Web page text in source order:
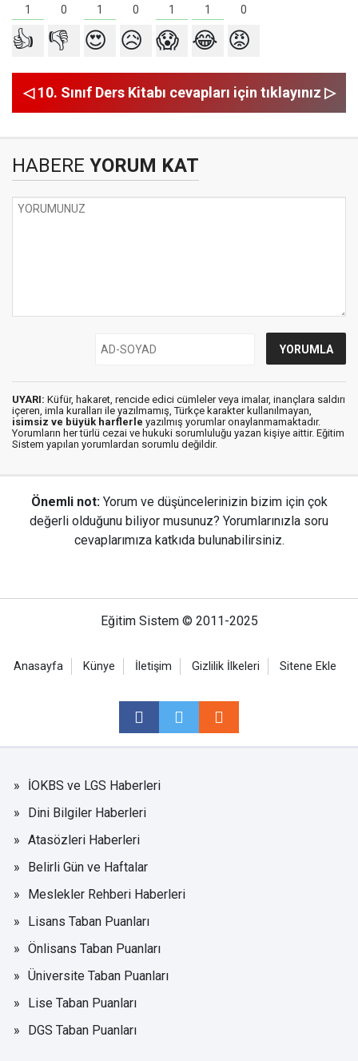
1 0 1 0 1 1 0
👍 👎 😍 😥 😱 😂 😡
◁ 10. Sınıf Ders Kitabı cevapları için tıklayınız ▷
HABERE YORUM KAT
UYARI: Küfür, hakaret, rencide edici cümleler veya imalar, inançlara saldırı
içeren, imla kuralları ile yazılmamış, Türkçe karakter kullanılmayan,
isimsiz ve büyük harflerle yazılmış yorumlar onaylanmamaktadır.
Yorumların her türlü cezai ve hukuki sorumluluğu yazan kişiye aittir. Eğitim
Sistem yapılan yorumlardan sorumlu değildir.
Önemli not: Yorum ve düşüncelerinizin bizim için çok
değerli olduğunu biliyor musunuz? Yorumlarınızla soru
cevaplarımıza katkıda bulunabilirsiniz.
Eğitim Sistem © 2011-2025
Anasayfa Künye İletişim Gizlilik İlkeleri Sitene Ekle
İOKBS ve LGS Haberleri
Dini Bilgiler Haberleri
Atasözleri Haberleri
Belirli Gün ve Haftalar
Meslekler Rehberi Haberleri
Lisans Taban Puanları
Önlisans Taban Puanları
Üniversite Taban Puanları
Lise Taban Puanları
DGS Taban Puanları